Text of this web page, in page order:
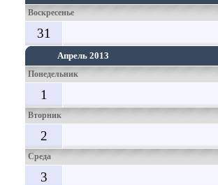
Воскресенье
31
Апрель 2013
Понедельник
1
Вторник
2
Среда
3